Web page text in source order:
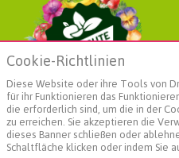
Weiterführende
Cookie-Richtlinien
Diese Website oder ihre Tools von
für ihr Funktionieren das
die erforderlich sind, um die in der
zu erreichen. Sie akzeptieren die
dieses Banner schließen oder
Schaltfläche klicken oder indem Sie